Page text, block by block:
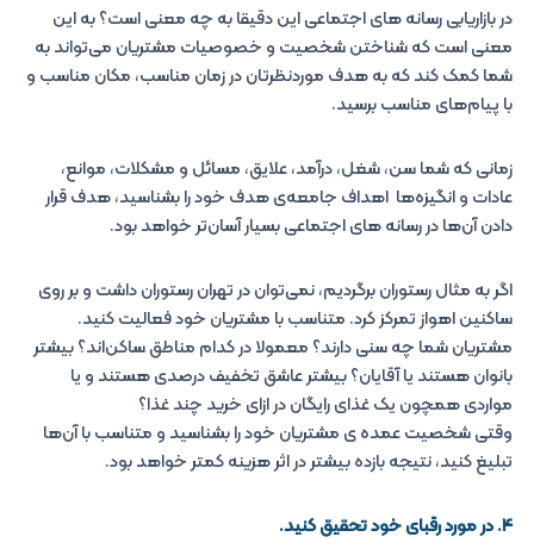
در بازاریابی رسانه های اجتماعی این دقیقا به چه معنی است؟ به این
معنی است که شناختن شخصیت و خصوصیات مشتریان می‌تواند به
شما کمک کند که به هدف موردنظرتان در زمان مناسب، مکان مناسب و
با پیام‌های مناسب برسید.
زمانی که شما سن، شغل، درآمد، علایق، مسائل و مشکلات، موانع،
عادات و انگیزه‌ها اهداف جامعه‌ی هدف خود را بشناسید، هدف قرار
دادن آن‌ها در رسانه های اجتماعی بسیار آسان‌تر خواهد بود.
اگر به مثال رستوران برگردیم، نمی‌توان در تهران رستوران داشت و بر روی
ساکنین اهواز تمرکز کرد. متناسب با مشتریان خود فعالیت کنید.
مشتریان شما چه سنی دارند؟ معمولا در کدام مناطق ساکن‌اند؟ بیشتر
بانوان هستند یا آقایان؟ بیشتر عاشق تخفیف درصدی هستند و یا
مواردی همچون یک غذای رایگان در ازای خرید چند غذا؟
وقتی شخصیت عمده ی مشتریان خود را بشناسید و متناسب با آن‌ها
تبلیغ کنید، نتیجه بازده بیشتر در اثر هزینه کمتر خواهد بود.
۴. در مورد رقبای خود تحقیق کنید.